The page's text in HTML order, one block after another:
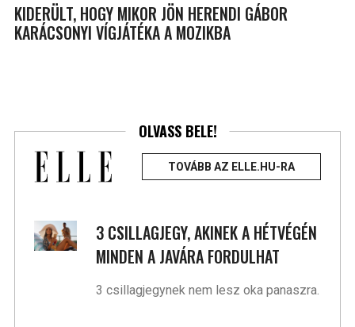
KIDERÜLT, HOGY MIKOR JÖN HERENDI GÁBOR
KARÁCSONYI VÍGJÁTÉKA A MOZIKBA
OLVASS BELE!
TOVÁBB AZ ELLE.HU-RA
3 CSILLAGJEGY, AKINEK A HÉTVÉGÉN
MINDEN A JAVÁRA FORDULHAT
3 csillagjegynek nem lesz oka panaszra.